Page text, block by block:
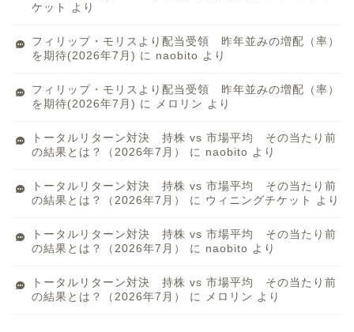
ケット
より
フィリップ・モリスより配当受領 昨年並みの増配（率）
を期待(2026年7月) に naobito より
フィリップ・モリスより配当受領 昨年並みの増配（率）
を期待(2026年7月) に メロリン より
トータルリターン対決 持株 vs 市場平均 その当たり前
の結果とは？（2026年7月）
に naobito より
トータルリターン対決 持株 vs 市場平均 その当たり前
の結果とは？（2026年7月）
に ウィニングチケット より
トータルリターン対決 持株 vs 市場平均 その当たり前
の結果とは？（2026年7月）
に naobito より
トータルリターン対決 持株 vs 市場平均 その当たり前
の結果とは？（2026年7月）
に メロリン より